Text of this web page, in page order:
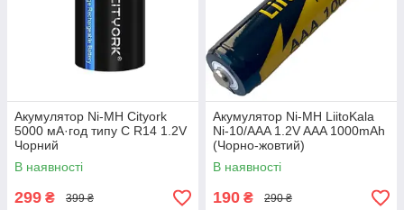
— Екологічно чисті. Містять тільки дуже слабкі токсини,
можливе вторинне перероблення.
Акумулятор Ni-MH Cityork
5000 мА·год типу C R14 1.2V
Чорний
В наявності
299 ₴ 399 ₴
Акумулятор Ni-MH LiitoKala
Ni-10/AAA 1.2V AAA 1000mAh
(Чорно-жовтий)
В наявності
190 ₴ 290 ₴